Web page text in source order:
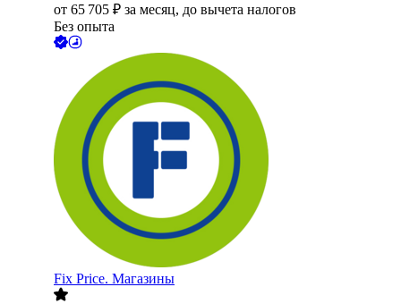
от 65 705 ₽ за месяц, до вычета налогов
Без опыта
Fix Price. Магазины